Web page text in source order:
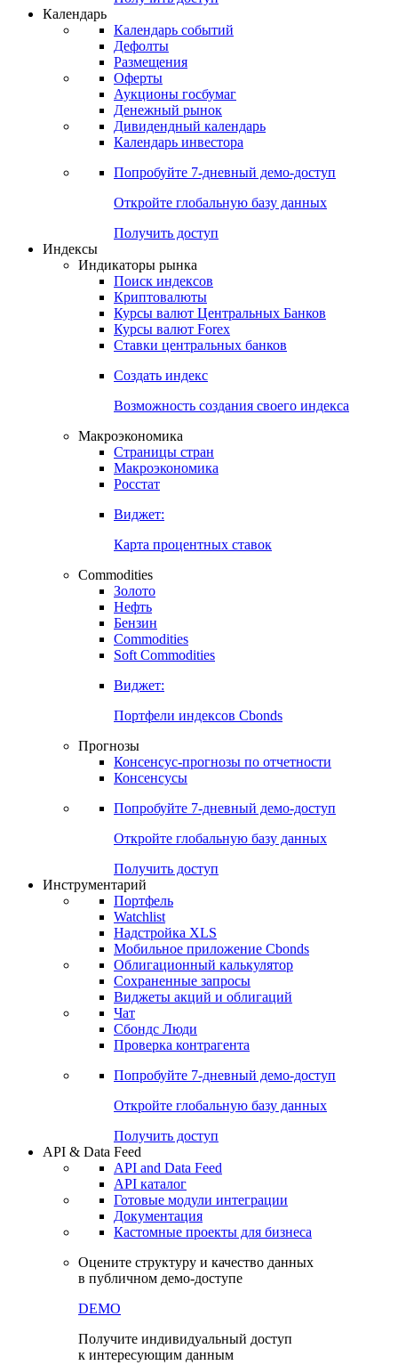
Календарь
Календарь событий
Дефолты
Размещения
Оферты
Аукционы госбумаг
Денежный рынок
Дивидендный календарь
Календарь инвестора
Попробуйте 7-дневный демо-доступ
Откройте глобальную базу данных
Получить доступ
Индексы
Индикаторы рынка
Поиск индексов
Криптовалюты
Курсы валют Центральных Банков
Курсы валют Forex
Ставки центральных банков
Создать индекс
Возможность создания своего индекса
Макроэкономика
Страницы стран
Макроэкономика
Росстат
Виджет:
Карта процентных ставок
Commodities
Золото
Нефть
Бензин
Commodities
Soft Commodities
Виджет:
Портфели индексов Cbonds
Прогнозы
Консенсус-прогнозы по отчетности
Консенсусы
Попробуйте 7-дневный демо-доступ
Откройте глобальную базу данных
Получить доступ
Инструментарий
Портфель
Watchlist
Надстройка XLS
Мобильное приложение Cbonds
Облигационный калькулятор
Сохраненные запросы
Виджеты акций и облигаций
Чат
Сбондс Люди
Проверка контрагента
Попробуйте 7-дневный демо-доступ
Откройте глобальную базу данных
Получить доступ
API & Data Feed
API and Data Feed
API каталог
Готовые модули интеграции
Документация
Кастомные проекты для бизнеса
Оцените структуру и качество данных
в публичном демо-доступе
DEMO
Получите индивидуальный доступ
к интересующим данным